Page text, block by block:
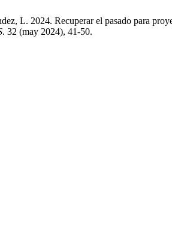
L. 2024. Recuperar el pasado para
. 32 (may 2024), 41-50.